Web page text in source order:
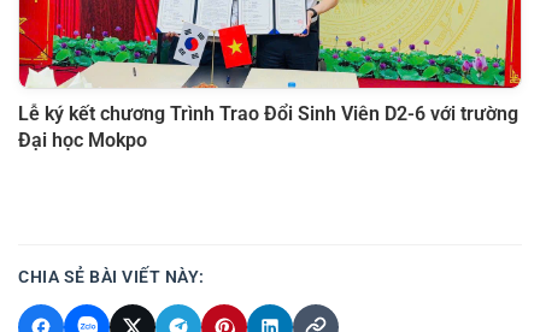
Lễ ký kết chương Trình Trao Đổi Sinh Viên D2-6 với trường
Đại học Mokpo
CHIA SẺ BÀI VIẾT NÀY: